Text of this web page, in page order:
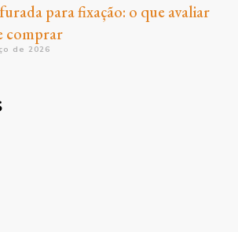
para fixação: o que avaliar
comprar
de 2026